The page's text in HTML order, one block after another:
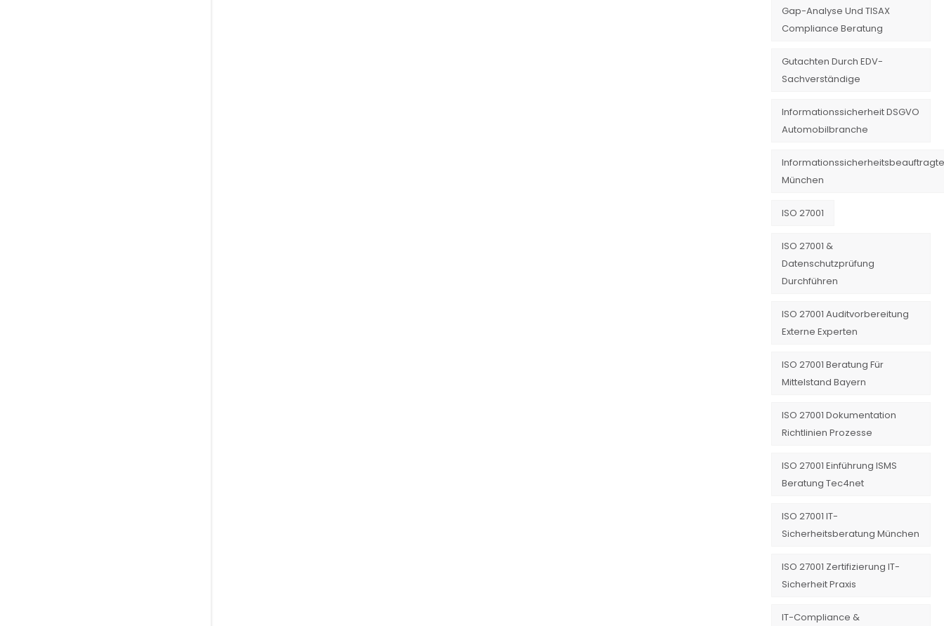
Gap-Analyse Und TISAX
Compliance Beratung
Gutachten Durch EDV-
Sachverständige
Informationssicherheit DSGVO
Automobilbranche
München
ISO 27001
ISO 27001 &
Datenschutzprüfung
Durchführen
ISO 27001 Auditvorbereitung
Externe Experten
ISO 27001 Beratung Für
Mittelstand Bayern
ISO 27001 Dokumentation
Richtlinien Prozesse
ISO 27001 Einführung ISMS
Beratung Tec4net
ISO 27001 IT-
Sicherheitsberatung München
ISO 27001 Zertifizierung IT-
Sicherheit Praxis
IT-Compliance &